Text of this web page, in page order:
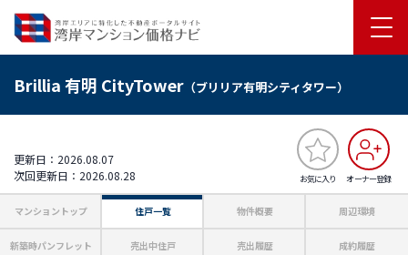
Brillia 有明 CityTower （ブリリア有明シティタワー）
お気に入り オーナー登録
更新日：2026.08.07
次回更新日：2026.08.28
マンショントップ 住戸一覧 物件概要 周辺環境
新築時パンフレット 売出中住戸 売出履歴 成約履歴